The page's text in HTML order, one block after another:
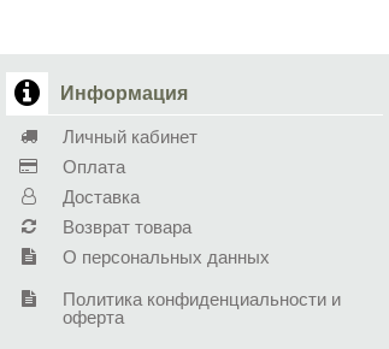
Информация
Личный кабинет
Оплата
Доставка
Возврат товара
О персональных данных
Политика конфиденциальности и
оферта